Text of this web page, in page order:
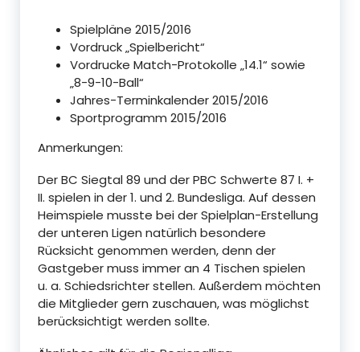
Spielpläne 2015/2016
Vordruck „Spielbericht“
Vordrucke Match-Protokolle „14.1“ sowie
„8-9-10-Ball“
Jahres-Terminkalender 2015/2016
Sportprogramm 2015/2016
Anmerkungen:
Der BC Siegtal 89 und der PBC Schwerte 87 I. +
II. spielen in der 1. und 2. Bundesliga. Auf dessen
Heimspiele musste bei der Spielplan-Erstellung
der unteren Ligen natürlich besondere
Rücksicht genommen werden, denn der
Gastgeber muss immer an 4 Tischen spielen
u. a. Schiedsrichter stellen. Außerdem möchten
die Mitglieder gern zuschauen, was möglichst
berücksichtigt werden sollte.